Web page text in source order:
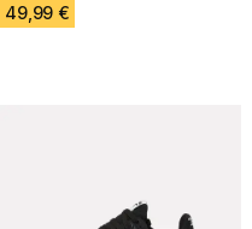
49,99 €